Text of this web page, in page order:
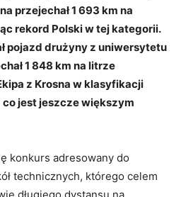
przejechał 1 693 km na
rekord Polski w tej kategorii.
pojazd drużyny z uniwersytetu
1 848 km na litrze
z Krosna w klasyfikacji
jest jeszcze większym
konkurs adresowany do
technicznych, którego celem